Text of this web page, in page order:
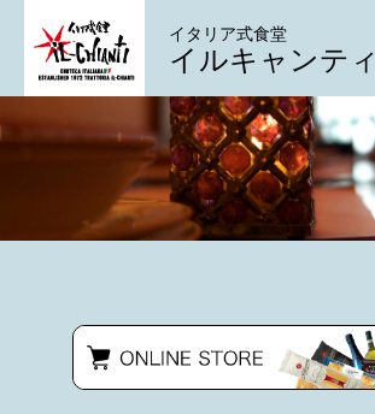
イタリア式食堂
イルキャンティ